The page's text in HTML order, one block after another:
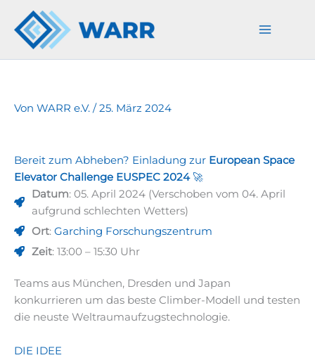
Inhalt
springen
Von WARR e.V. /25. März 2024
Bereit zum Abheben? Einladung zur European Space
Elevator Challenge EUSPEC 2024🚀
Datum: 05. April 2024 (Verschoben vom 04. April
aufgrund schlechten Wetters)
Ort: Garching Forschungszentrum
Zeit: 13:00 – 15:30 Uhr
Teams aus München, Dresden und Japan
konkurrieren um das beste Climber-Modell und testen
die neuste Weltraumaufzugstechnologie.
DIE IDEE